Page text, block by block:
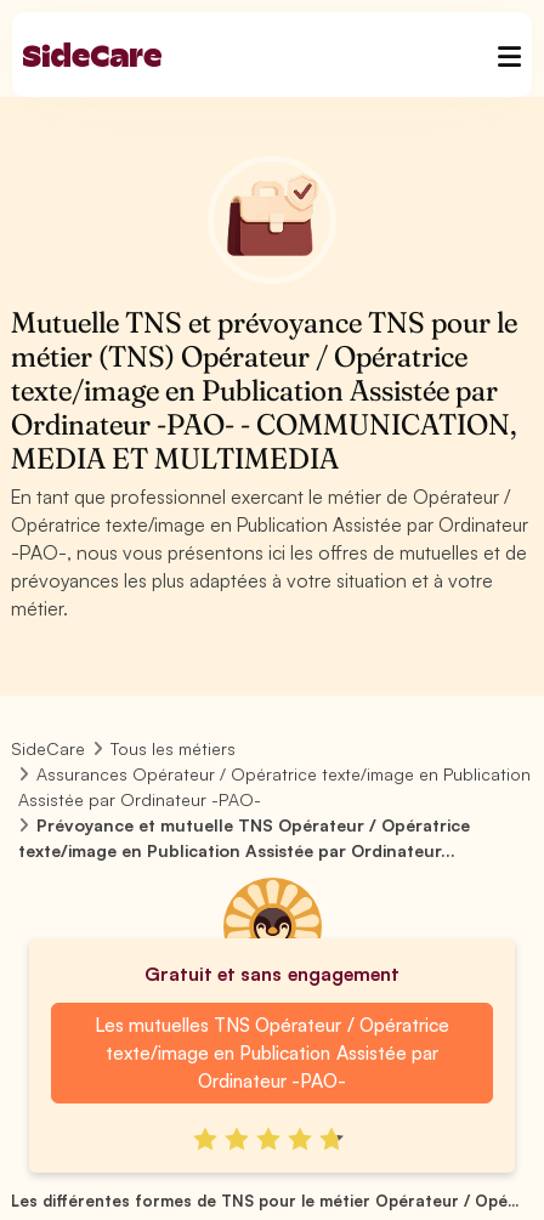
Mutuelle TNS et prévoyance TNS pour le
métier (TNS) Opérateur / Opératrice
texte/image en Publication Assistée par
Ordinateur -PAO- - COMMUNICATION,
MEDIA ET MULTIMEDIA
En tant que professionnel exercant le métier de Opérateur /
Opératrice texte/image en Publication Assistée par Ordinateur
-PAO-, nous vous présentons ici les offres de mutuelles et de
prévoyances les plus adaptées à votre situation et à votre
métier.
SideCare
Tous les métiers
Assurances Opérateur / Opératrice texte/image en Publication
Assistée par Ordinateur -PAO-
Prévoyance et mutuelle TNS Opérateur / Opératrice
texte/image en Publication Assistée par Ordinateur...
Gratuit et sans engagement
Les mutuelles TNS Opérateur / Opératrice
texte/image en Publication Assistée par
Ordinateur -PAO-
Les différentes formes de TNS pour le métier Opérateur / Opé...